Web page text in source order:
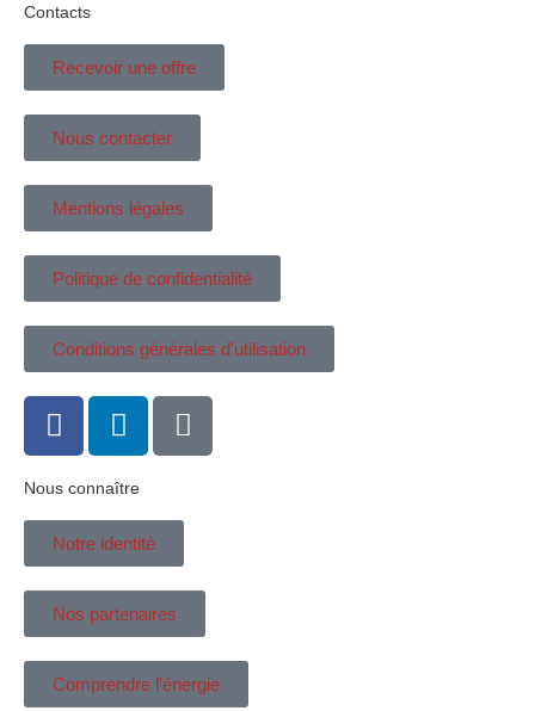
Contacts
Recevoir une offre
Nous contacter
Mentions légales
Politique de confidentialité
Conditions générales d'utilisation
Nous connaître
Notre identité
Nos partenaires
Comprendre l'énergie